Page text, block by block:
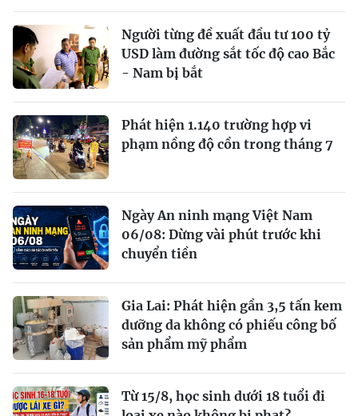
Người từng đề xuất đầu tư 100 tỷ
USD làm đường sắt tốc độ cao Bắc
- Nam bị bắt
Phát hiện 1.140 trường hợp vi
phạm nồng độ cồn trong tháng 7
Ngày An ninh mạng Việt Nam
06/08: Dừng vài phút trước khi
chuyển tiền
Gia Lai: Phát hiện gần 3,5 tấn kem
dưỡng da không có phiếu công bố
sản phẩm mỹ phẩm
Từ 15/8, học sinh dưới 18 tuổi đi